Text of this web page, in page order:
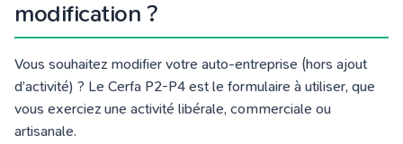
modification ?
Vous souhaitez modifier votre auto-entreprise (hors ajout
d’activité) ? Le Cerfa P2-P4 est le formulaire à utiliser, que
vous exerciez une activité libérale, commerciale ou
artisanale.